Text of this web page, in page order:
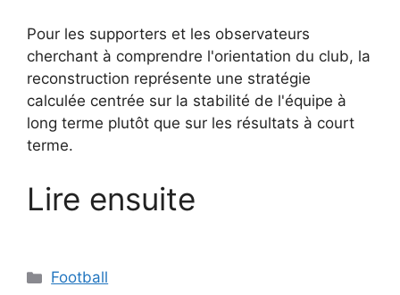
Pour les supporters et les observateurs
cherchant à comprendre l'orientation du club, la
reconstruction représente une stratégie
calculée centrée sur la stabilité de l'équipe à
long terme plutôt que sur les résultats à court
terme.
Lire ensuite
Catégories
Football